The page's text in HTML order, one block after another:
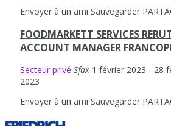
Envoyer à un ami Sauvegarder
FOODMARKETT SERVICES
ACCOUNT MANAGER
Secteur privé Sfax 1 février 2023 - 28
2023
Envoyer à un ami Sauvegarder